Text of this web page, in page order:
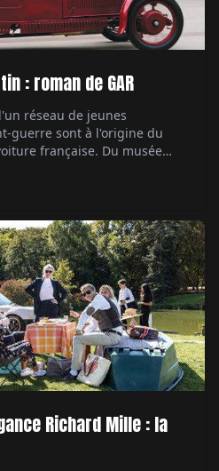
: roman de GAR
réseau de jeunes
guerre sont à l'origine du
française. Du musée
Richard Mille : la